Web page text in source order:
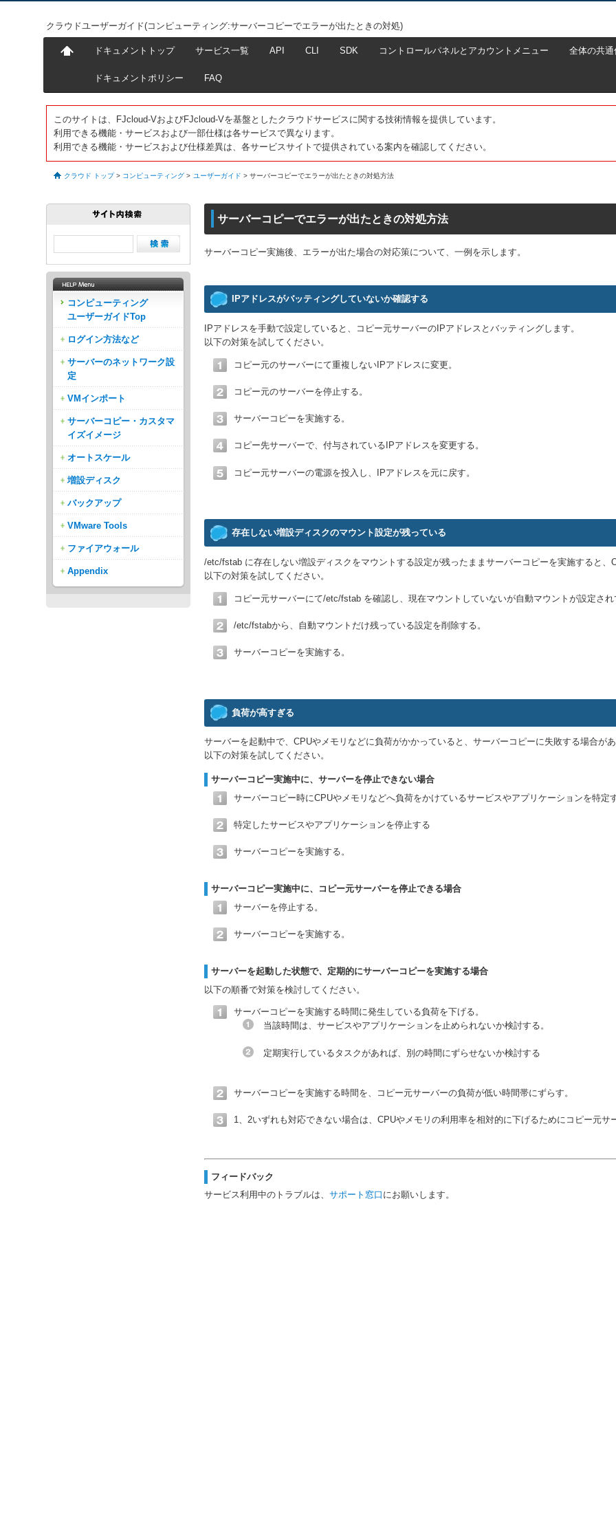
クラウドユーザーガイド(コンピューティング:サーバーコピーでエラーが出たときの対処)
ドキュメントトップ サービス一覧 API CLI SDK コントロールパネルとアカウントメニュー 全体の共通
ドキュメントポリシー FAQ
このサイトは、FJcloud-VおよびFJcloud-Vを基盤としたクラウドサービスに関する技術情報を提供しています。
利用できる機能・サービスおよび一部仕様は各サービスで異なります。
利用できる機能・サービスおよび仕様差異は、各サービスサイトで提供されている案内を確認してください。
クラウド トップ > コンピューティング > ユーザーガイド > サーバーコピーでエラーが出たときの対処方法
サーバーコピーでエラーが出たときの対処方法
サーバーコピー実施後、エラーが出た場合の対応策について、一例を示します。
IPアドレスがバッティングしていないか確認する
IPアドレスを手動で設定していると、コピー元サーバーのIPアドレスとバッティングします。
以下の対策を試してください。
コピー元のサーバーにて重複しないIPアドレスに変更。
コピー元のサーバーを停止する。
サーバーコピーを実施する。
コピー先サーバーで、付与されているIPアドレスを変更する。
コピー元サーバーの電源を投入し、IPアドレスを元に戻す。
存在しない増設ディスクのマウント設定が残っている
/etc/fstab に存在しない増設ディスクをマウントする設定が残ったままサーバーコピーを実施すると、
以下の対策を試してください。
コピー元サーバーにて/etc/fstab を確認し、現在マウントしていないが自動マウントが設定され
/etc/fstabから、自動マウントだけ残っている設定を削除する。
サーバーコピーを実施する。
負荷が高すぎる
サーバーを起動中で、CPUやメモリなどに負荷がかかっていると、サーバーコピーに失敗する場合があ
以下の対策を試してください。
サーバーコピー実施中に、サーバーを停止できない場合
サーバーコピー時にCPUやメモリなどへ負荷をかけているサービスやアプリケーションを特定す
特定したサービスやアプリケーションを停止する
サーバーコピーを実施する。
サーバーコピー実施中に、コピー元サーバーを停止できる場合
サーバーを停止する。
サーバーコピーを実施する。
サーバーを起動した状態で、定期的にサーバーコピーを実施する場合
以下の順番で対策を検討してください。
サーバーコピーを実施する時間に発生している負荷を下げる。
当該時間は、サービスやアプリケーションを止められないか検討する。
定期実行しているタスクがあれば、別の時間にずらせないか検討する
サーバーコピーを実施する時間を、コピー元サーバーの負荷が低い時間帯にずらす。
1、2いずれも対応できない場合は、CPUやメモリの利用率を相対的に下げるためにコピー元サ
フィードバック
サービス利用中のトラブルは、サポート窓口 にお願いします。
コンピューティング
ユーザーガイドTop
ログイン方法など
サーバーのネットワーク設
定
VMインポート
サーバーコピー・カスタマ
イズイメージ
オートスケール
増設ディスク
バックアップ
VMware Tools
ファイアウォール
Appendix